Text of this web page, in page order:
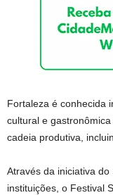
Fortaleza é conhecida
cultural e
cadeia produtiva,
Através da iniciativa
instituições, o Festival